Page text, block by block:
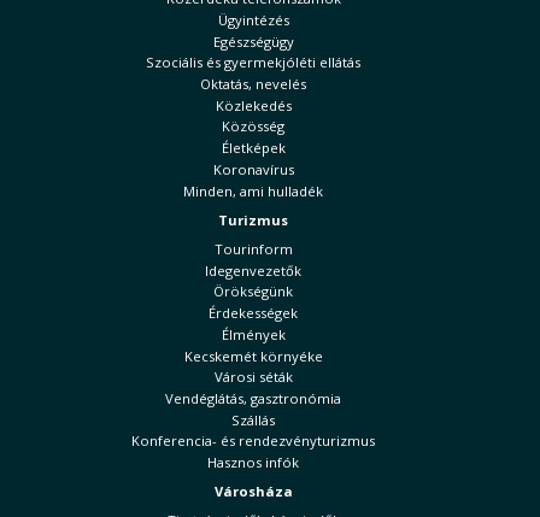
Ügyintézés
Egészségügy
Szociális és gyermekjóléti ellátás
Oktatás, nevelés
Közlekedés
Közösség
Életképek
Koronavírus
Minden, ami hulladék
Turizmus
Tourinform
Idegenvezetők
Örökségünk
Érdekességek
Élmények
Kecskemét környéke
Városi séták
Vendéglátás, gasztronómia
Szállás
Konferencia- és rendezvényturizmus
Hasznos infók
Városháza